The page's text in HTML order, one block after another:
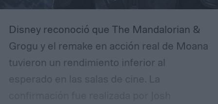
Disney reconoció que The Mandalorian &
Grogu y el remake en acción real de Moana
tuvieron un rendimiento inferior al
esperado en las salas de cine. La